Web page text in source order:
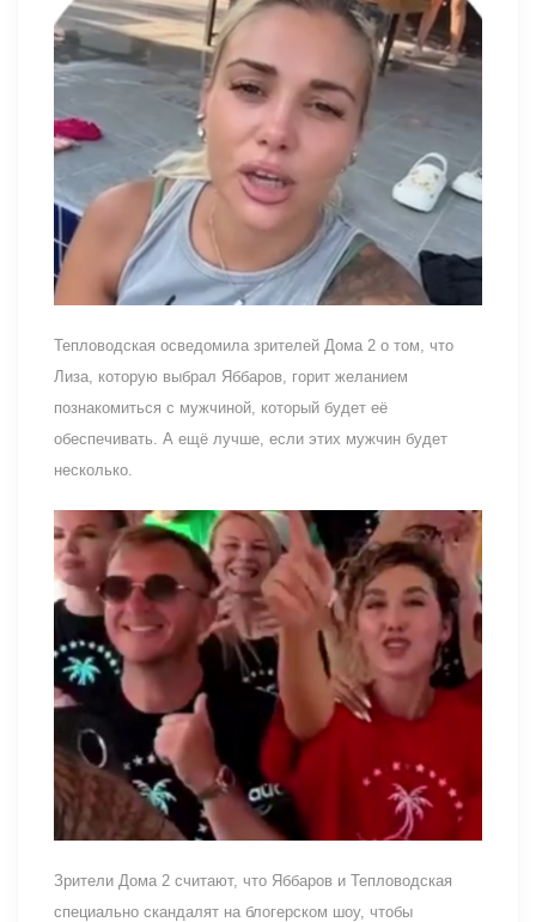
Тепловодская осведомила зрителей Дома 2 о том, что
Лиза, которую выбрал Яббаров, горит желанием
познакомиться с мужчиной, который будет её
обеспечивать. А ещё лучше, если этих мужчин будет
несколько.
Зрители Дома 2 считают, что Яббаров и Тепловодская
специально скандалят на блогерском шоу, чтобы